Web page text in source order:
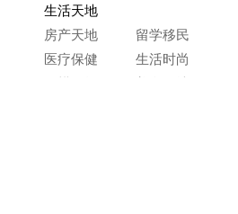
生活天地
房产天地
留学移民
医疗保健
生活时尚